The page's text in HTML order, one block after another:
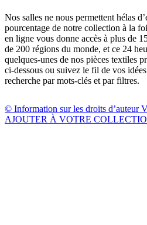
Nos salles ne nous permettent hélas
pourcentage de notre collection à la
en ligne vous donne accès à plus de
de 200 régions du monde, et ce 24
quelques-unes de nos pièces textiles
ci-dessous ou suivez le fil de vos
recherche par mots-clés et par filtres.
© Information sur les droits d’auteur
AJOUTER À VOTRE